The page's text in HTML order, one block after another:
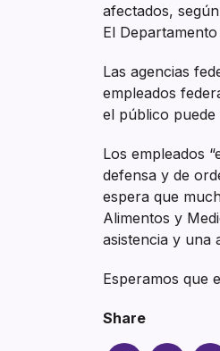
afectados,
El
Las agencias
empleados
el público
Los empleados
defensa y de
espera que
Alimentos y
asistencia y una
Esperamos que
Share